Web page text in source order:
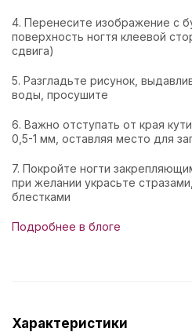
4. Перенесите изображение с
поверхность ногтя клеевой
сдвига)
5. Разгладьте рисунок,
воды, просушите
6. Важно отступать от края
0,5-1 мм, оставляя место для
7. Покройте ногти
при желании украсьте
блестками
Подробнее в блоге
Характеристики